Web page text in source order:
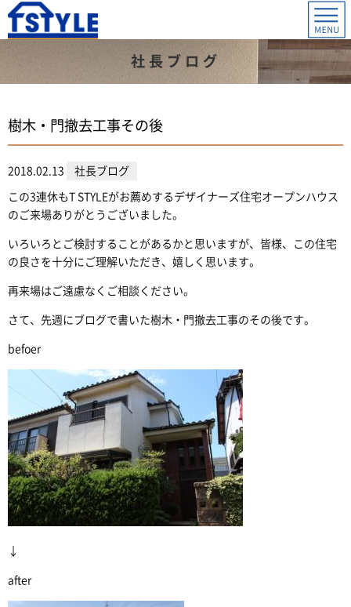
社長ブログ
樹木・門撤去工事その後
2018.02.13 社長ブログ
この3連休もT STYLEがお薦めするデザイナーズ住宅オープンハウス
のご来場ありがとうございました。
いろいろとご検討することがあるかと思いますが、皆様、この住宅
の良さを十分にご理解いただき、嬉しく思います。
再来場はご遠慮なくご相談ください。
さて、先週にブログで書いた樹木・門撤去工事のその後です。
befoer
↓
after